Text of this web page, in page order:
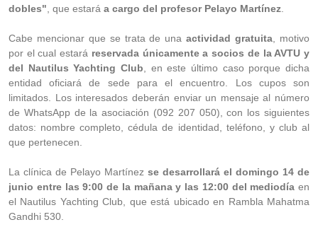
dobles" , que estará a cargo del profesor Pelayo Martínez
Cabe mencionar que se trata de unaactividad gratuita , motivo
por el cual estará reservada únicamente a socios de la AVTU y
del Nautilus Yachting Club , en este último caso porque dicha
entidad oficiará de sede para el encuentro. Los cupos son
limitados. Los interesados deberán enviar un mensaje al número
de WhatsApp de la asociación (092 207 050), con los siguientes
datos: nombre completo, cédula de identidad, teléfono, y club al
que pertenecen.
La clínica de Pelayo Martínez se desarrollará el domingo 14 de
junio entre las 9:00 de la mañana y las 12:00 del mediodía en
el Nautilus Yachting Club, que está ubicado en Rambla Mahatma
Gandhi 530.